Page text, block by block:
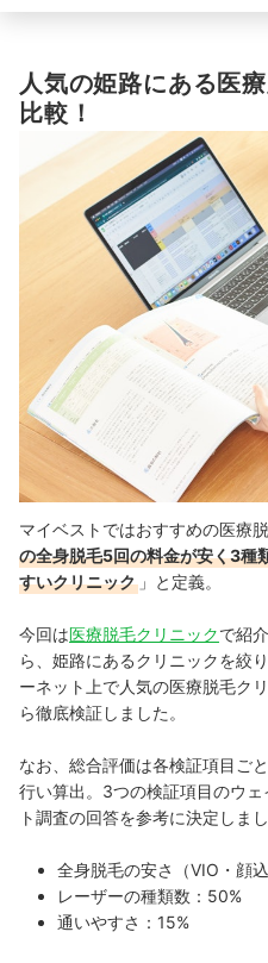
人気の姫路にある医
比較！
マイベストではおすすめの医療
の全身脱毛5回の料金が安く3種
すいクリニック 」と定義。
今回は医療脱毛クリニックで紹
ら、姫路にあるクリニックを絞
ーネット上で人気の医療脱毛ク
ら徹底検証しました。
なお、総合評価は各検証項目ご
行い算出。3つの検証項目のウ
ト調査の回答を参考に決定しまし
全身脱毛の安さ（VIO・顔
レーザーの種類数：50%
通いやすさ：15%